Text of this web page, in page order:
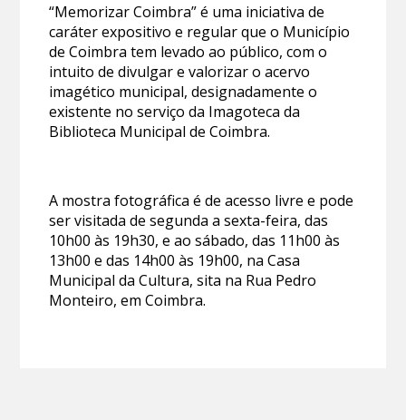
“Memorizar Coimbra” é uma iniciativa de
caráter expositivo e regular que o Município
de Coimbra tem levado ao público, com o
intuito de divulgar e valorizar o acervo
imagético municipal, designadamente o
existente no serviço da Imagoteca da
Biblioteca Municipal de Coimbra.
A mostra fotográfica é de acesso livre e pode
ser visitada de segunda a sexta-feira, das
10h00 às 19h30, e ao sábado, das 11h00 às
13h00 e das 14h00 às 19h00, na Casa
Municipal da Cultura, sita na Rua Pedro
Monteiro, em Coimbra.